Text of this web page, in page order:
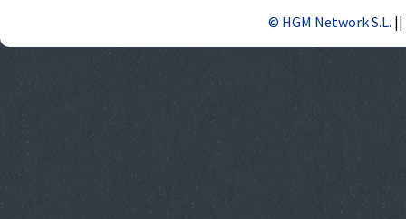
© HGM Network S.L. ||